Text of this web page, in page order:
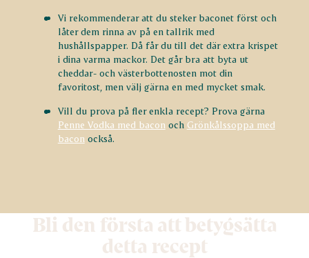
Vi rekommenderar att du steker baconet först och
låter dem rinna av på en tallrik med
hushållspapper. Då får du till det där extra krispet
i dina varma mackor. Det går bra att byta ut
cheddar- och västerbottenosten mot din
favoritost, men välj gärna en med mycket smak.
Vill du prova på fler enkla recept? Prova gärna
Penne Vodka med bacon och Grönkålssoppa med
bacon också.
Bli den första att betygsätta
detta recept